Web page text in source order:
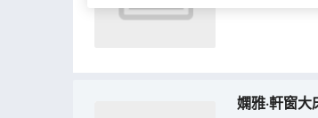
嫻雅·軒窗大